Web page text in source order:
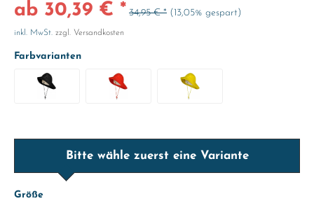
ab 30,39 € * 34,95 € * (13,05% gespart)
inkl. MwSt. zzgl. Versandkosten
Farbvarianten
Bitte wähle zuerst eine Variante
Größe